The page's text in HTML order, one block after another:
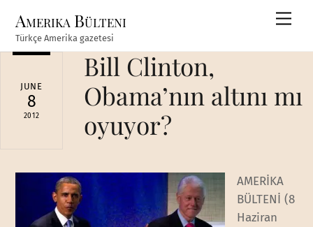
content
Amerika Bülteni
Türkçe Amerika gazetesi
JUNE
8
2012
Bill Clinton,
Obama’nın altını mı
oyuyor?
AMERİKA
BÜLTENİ (8
Haziran